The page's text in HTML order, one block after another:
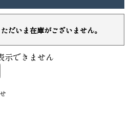
だいま在庫がございません。
示できません